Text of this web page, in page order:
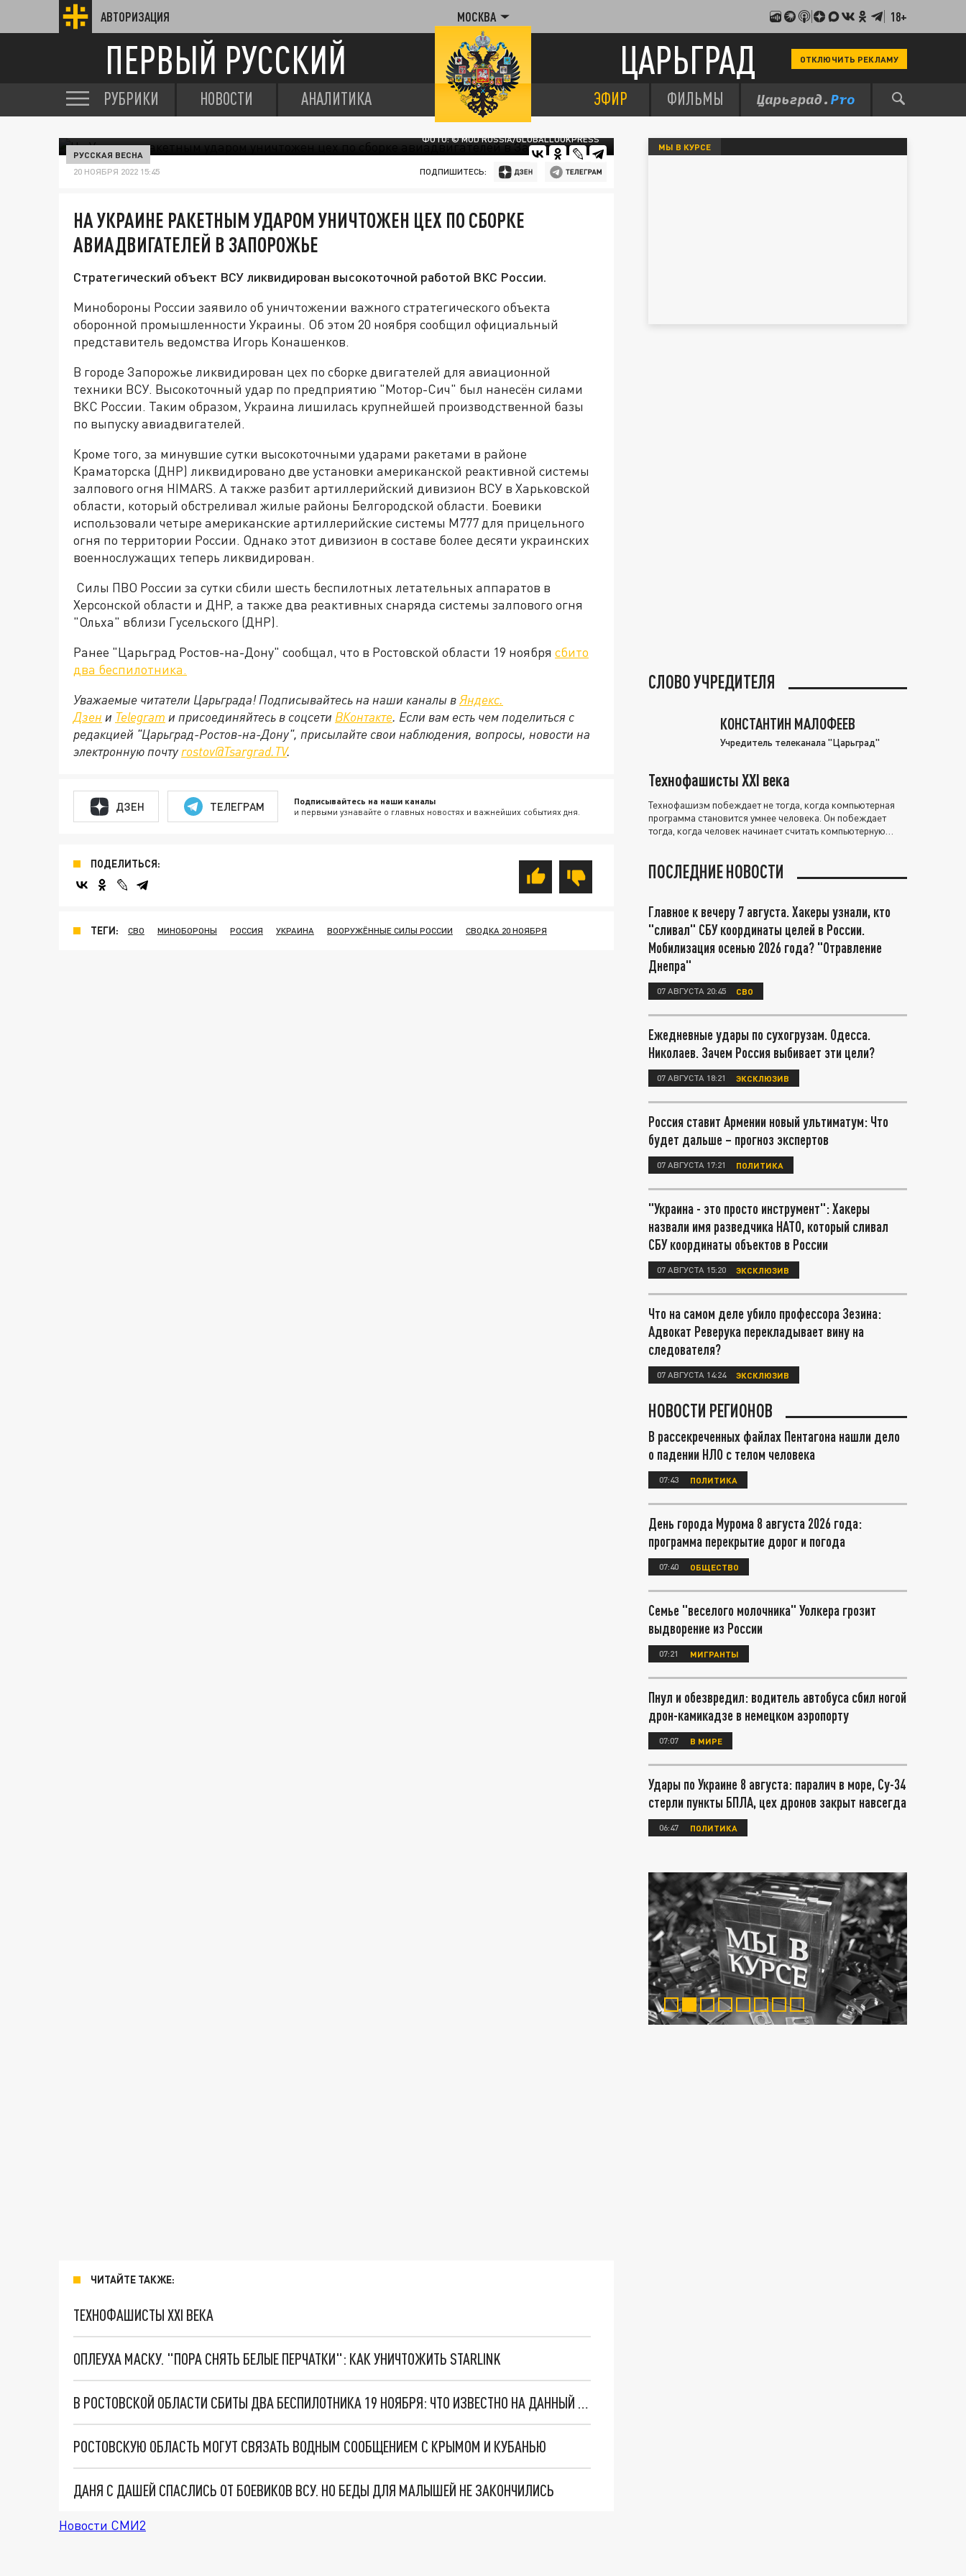
АВТОРИЗАЦИЯ МОСКВА 18+
ПЕРВЫЙ РУССКИЙ ЦАРЬГРАД ОТКЛЮЧИТЬ РЕКЛАМУ
РУБРИКИ НОВОСТИ АНАЛИТИКА ЭФИР ФИЛЬМЫ
ФОТО: © MOD RUSSIA/GLOBALLOOKPRESS
РУССКАЯ ВЕСНА
20 НОЯБРЯ 2022 15:45 ПОДПИШИТЕСЬ:
НА УКРАИНЕ РАКЕТНЫМ УДАРОМ УНИЧТОЖЕН ЦЕХ ПО СБОРКЕ
АВИАДВИГАТЕЛЕЙ В ЗАПОРОЖЬЕ
Стратегический объект ВСУ ликвидирован высокоточной работой ВКС России.
Минобороны России заявило об уничтожении важного стратегического объекта
оборонной промышленности Украины. Об этом 20 ноября сообщил официальный
представитель ведомства Игорь Конашенков.
В городе Запорожье ликвидирован цех по сборке двигателей для авиационной
техники ВСУ. Высокоточный удар по предприятию "Мотор-Сич" был нанесён силами
ВКС России. Таким образом, Украина лишилась крупнейшей производственной базы
по выпуску авиадвигателей.
Кроме того, за минувшие сутки высокоточными ударами ракетами в районе
Краматорска (ДНР) ликвидировано две установки американской реактивной системы
залпового огня HIMARS. А также разбит артиллерийский дивизион ВСУ в Харьковской
области, который обстреливал жилые районы Белгородской области. Боевики
использовали четыре американские артиллерийские системы М777 для прицельного
огня по территории России. Однако этот дивизион в составе более десяти украинских
военнослужащих теперь ликвидирован.
Силы ПВО России за сутки сбили шесть беспилотных летательных аппаратов в
Херсонской области и ДНР, а также два реактивных снаряда системы залпового огня
"Ольха" вблизи Гусельского (ДНР).
Ранее "Царьград Ростов-на-Дону" сообщал, что в Ростовской области 19 ноября сбито
два беспилотника.
Уважаемые читатели Царьграда! Подписывайтесь на наши каналы вЯндекс.
Дзен и Telegram и присоединяйтесь в соцсети ВКонтакте. Если вам есть чем поделиться с
редакцией "Царьград-Ростов-на-Дону", присылайте свои наблюдения, вопросы, новости на
электронную почту rostov@Tsargrad.ТV.
ДЗЕН ТЕЛЕГРАМ Подписывайтесь на наши каналы
и первыми узнавайте о главных новостях и важнейших событиях дня.
ПОДЕЛИТЬСЯ:
ТЕГИ: СВО МИНОБОРОНЫ РОССИЯ УКРАИНА ВООРУЖЁННЫЕ СИЛЫ РОССИИ СВОДКА 20 НОЯБРЯ
ЧИТАЙТЕ ТАКЖЕ:
ТЕХНОФАШИСТЫ XXI ВЕКА
ОПЛЕУХА МАСКУ. "ПОРА СНЯТЬ БЕЛЫЕ ПЕРЧАТКИ": КАК УНИЧТОЖИТЬ STARLINK
В РОСТОВСКОЙ ОБЛАСТИ СБИТЫ ДВА БЕСПИЛОТНИКА 19 НОЯБРЯ: ЧТО ИЗВЕСТНО НА ДАННЫЙ МОМЕНТ
РОСТОВСКУЮ ОБЛАСТЬ МОГУТ СВЯЗАТЬ ВОДНЫМ СООБЩЕНИЕМ С КРЫМОМ И КУБАНЬЮ
ДАНЯ С ДАШЕЙ СПАСЛИСЬ ОТ БОЕВИКОВ ВСУ. НО БЕДЫ ДЛЯ МАЛЫШЕЙ НЕ ЗАКОНЧИЛИСЬ
Новости СМИ2
МЫ В КУРСЕ
СЛОВО УЧРЕДИТЕЛЯ
КОНСТАНТИН МАЛОФЕЕВ
Учредитель телеканала "Царьград"
Технофашисты XXI века
Технофашизм побеждает не тогда, когда компьютерная
программа становится умнее человека. Он побеждает
тогда, когда человек начинает считать компьютерную
ПОСЛЕДНИЕ НОВОСТИ
Главное к вечеру 7 августа. Хакеры узнали, кто
"сливал" СБУ координаты целей в России.
Мобилизация осенью 2026 года? "Отравление
Днепра"
07 АВГУСТА 20:45 СВО
Ежедневные удары по сухогрузам. Одесса.
Николаев. Зачем Россия выбивает эти цели?
07 АВГУСТА 18:21 ЭКСКЛЮЗИВ
Россия ставит Армении новый ультиматум: Что
будет дальше – прогноз экспертов
07 АВГУСТА 17:21 ПОЛИТИКА
"Украина - это просто инструмент": Хакеры
назвали имя разведчика НАТО, который сливал
СБУ координаты объектов в России
07 АВГУСТА 15:20 ЭКСКЛЮЗИВ
Что на самом деле убило профессора Зезина:
Адвокат Реверука перекладывает вину на
следователя?
07 АВГУСТА 14:24 ЭКСКЛЮЗИВ
НОВОСТИ РЕГИОНОВ
В рассекреченных файлах Пентагона нашли дело
о падении НЛО с телом человека
07:43 ПОЛИТИКА
День города Мурома 8 августа 2026 года:
программа перекрытие дорог и погода
07:40 ОБЩЕСТВО
Семье "веселого молочника" Уолкера грозит
выдворение из России
07:21 МИГРАНТЫ
Пнул и обезвредил: водитель автобуса сбил ногой
дрон-камикадзе в немецком аэропорту
07:07 В МИРЕ
Удары по Украине 8 августа: паралич в море, Су-34
стерли пункты БПЛА, цех дронов закрыт навсегда
06:47 ПОЛИТИКА